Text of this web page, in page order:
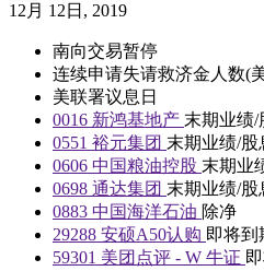
12月 12日, 2019
南向交易暂停
连续申请失请救济金人数(
美联署议息日
0016 新鸿基地产 末期业绩/
0551 裕元集团 末期业绩/股
0606 中国粮油控股 末期业
0698 通达集团 末期业绩/股
0883 中国海洋石油 除净
29288 安硕A50认购 即将到
59301 美团点评 - W 牛证